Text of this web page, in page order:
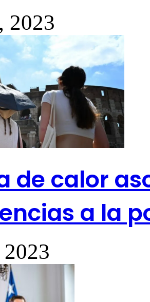
2023
de calor
a la